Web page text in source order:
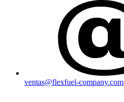
ventas@flexfuel-company.com